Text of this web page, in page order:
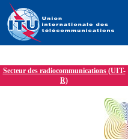
Secteur des radiocommunications (UIT-
R)